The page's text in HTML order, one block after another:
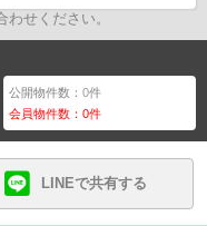
せください。
公開物件数：0件
会員物件数：0件
LINEで共有する